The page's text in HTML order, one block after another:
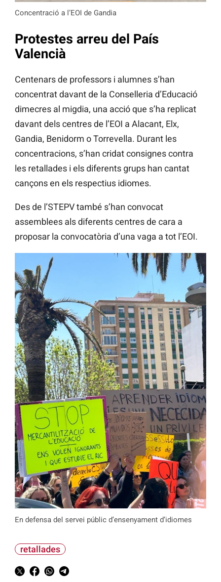
Concentració a l’EOI de Gandia
Protestes arreu del País
Valencià
Centenars de professors i alumnes s’han
concentrat davant de la Conselleria d’Educació
dimecres al migdia, una acció que s’ha replicat
davant dels centres de l’EOI a Alacant, Elx,
Gandia, Benidorm o Torrevella. Durant les
concentracions, s’han cridat consignes contra
les retallades i els diferents grups han cantat
cançons en els respectius idiomes.
Des de l’STEPV també s’han convocat
assemblees als diferents centres de cara a
proposar la convocatòria d’una vaga a tot l’EOI.
En defensa del servei públic d’ensenyament d’idiomes
retallades